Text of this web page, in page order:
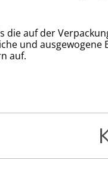
die auf der
und
auf.